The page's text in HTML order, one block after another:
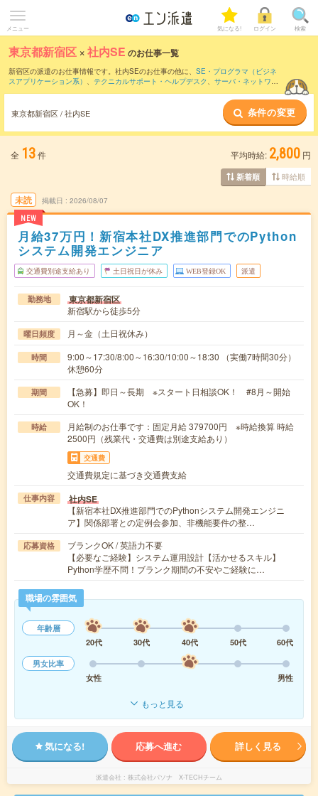
メニュー 気になる! ログイン 検索
東京都新宿区 ×社内SE のお仕事一覧
新宿区の派遣のお仕事情報です。社内SEのお仕事の他に、 SE・プログラマ（ビジネ
スアプリケーション系） 、 テクニカルサポート・ヘルプデスク 、 サーバ・ネットワー
社内SEのお仕事と
は？とは？
東京都新宿区 / 社内SE 条件の変更
全 13件 平均時給: 2,800 円
新着順 時給順
未読
NEW
掲載日 2026/08/07
月給37万円！新宿本社DX推進部門でのPython
システム開発エンジニア
交通費別途支給あり 土日祝日が休み WEB登録OK 派遣
勤務地 東京都新宿区
新宿駅から徒歩5分
曜日頻度 月～金（土日祝休み）
時間
9:00～17:30/8:00～16:30/10:00～18:30 （実働7時間30分）
休憩60分
期間
【急募】即日～長期 ※スタート日相談OK！ #8月～開始
OK！
時給
月給制のお仕事です：固定月給 379700円 ※時給換算 時給
2500円（残業代・交通費は別途支給あり）
交通費
交通費規定に基づき交通費支給
仕事内容 社内SE
【新宿本社DX推進部門でのPythonシステム開発エンジニ
ア】関係部署との定例会参加、非機能要件の整…
応募資格
ブランクOK / 英語力不要
【必要なご経験】システム運用設計【活かせるスキル】
Python学歴不問！ブランク期間の不安やご経験に…
職場の雰囲気
年齢層
20代
30代 40代 50代
60代
男女比率
女性
男性
もっと見る
気になる! 応募へ進む 詳しく見る
派遣会社 株式会社パソナ X-TECHチーム